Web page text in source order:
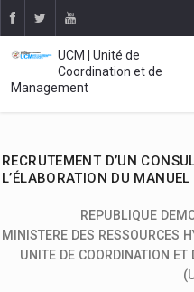
UCM | Unité de
Coordination et de
Management
RECRUTEMENT D’UN
L’ÉLABORATION DU
REPUBLIQUE
MINISTERE DES RESSOURCES
UNITE DE COORDINATION